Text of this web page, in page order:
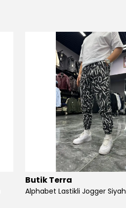
Butik Terra
Alphabet Lastikli Jogger Siyah